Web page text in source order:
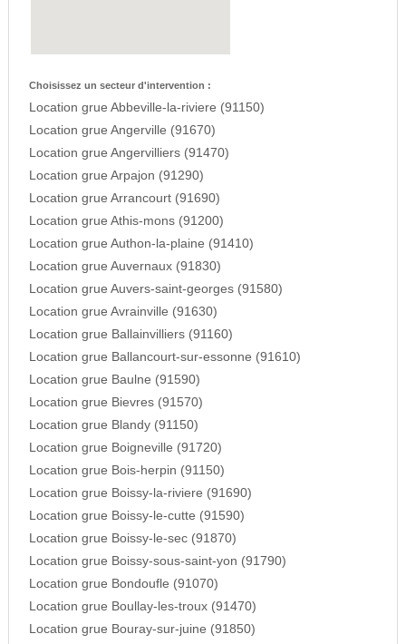
Choisissez un secteur d'intervention :
Location grue Abbeville-la-riviere (91150)
Location grue Angerville (91670)
Location grue Angervilliers (91470)
Location grue Arpajon (91290)
Location grue Arrancourt (91690)
Location grue Athis-mons (91200)
Location grue Authon-la-plaine (91410)
Location grue Auvernaux (91830)
Location grue Auvers-saint-georges (91580)
Location grue Avrainville (91630)
Location grue Ballainvilliers (91160)
Location grue Ballancourt-sur-essonne (91610)
Location grue Baulne (91590)
Location grue Bievres (91570)
Location grue Blandy (91150)
Location grue Boigneville (91720)
Location grue Bois-herpin (91150)
Location grue Boissy-la-riviere (91690)
Location grue Boissy-le-cutte (91590)
Location grue Boissy-le-sec (91870)
Location grue Boissy-sous-saint-yon (91790)
Location grue Bondoufle (91070)
Location grue Boullay-les-troux (91470)
Location grue Bouray-sur-juine (91850)